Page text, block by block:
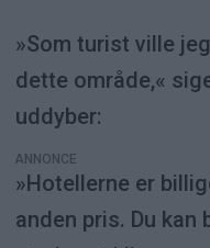
»Som turist ville
dette område,«
uddyber:
ANNONCE
»Hotellerne er
anden pris. Du kan